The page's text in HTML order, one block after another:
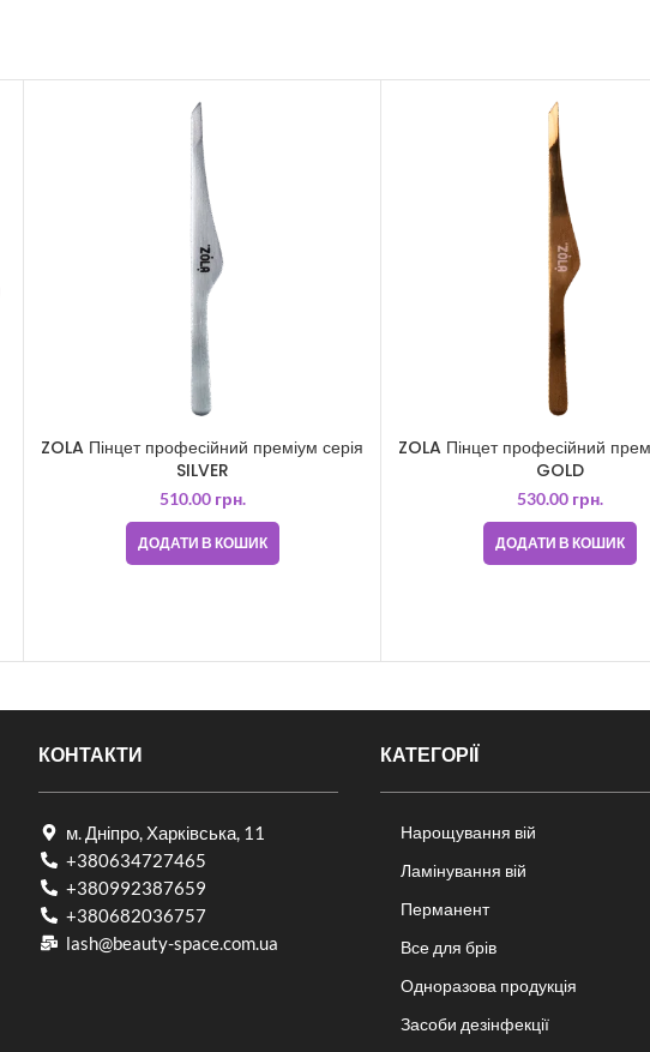
ZOLA Пінцет професійний преміум серія
SILVER
510.00 грн.
ДОДАТИ В КОШИК
ZOLA Пінцет професійний
GOLD
530.00 грн.
ДОДАТИ В КОШИК
КОНТАКТИ
м. Дніпро, Харківська, 11
+380634727465
+380992387659
+380682036757​
lash@beauty-space.com.ua
КАТЕГОРІЇ
Нарощування вій
Ламінування вій
Перманент
Все для брів
Одноразова продукція
Засоби дезінфекції